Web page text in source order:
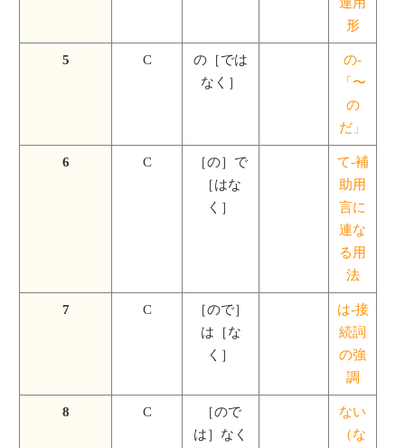
形
5 C
の［では
なく］
の-
「〜
の
だ」
6 C
［の］で
［はな
く］
て-補
助用
言に
連な
る用
法
7 C
［ので］
は［な
く］
は-接
続詞
の強
調
8 C
［ので
は］なく
ない
（な